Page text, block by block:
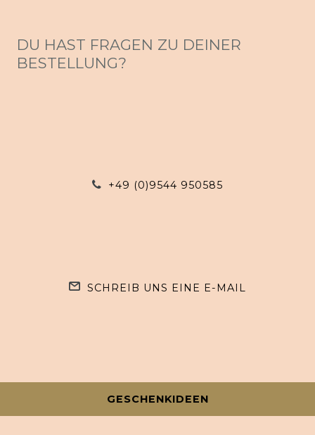
DU HAST FRAGEN ZU DEINER
BESTELLUNG?
+49 (0)9544 950585
SCHREIB UNS EINE E-MAIL
GESCHENKIDEEN